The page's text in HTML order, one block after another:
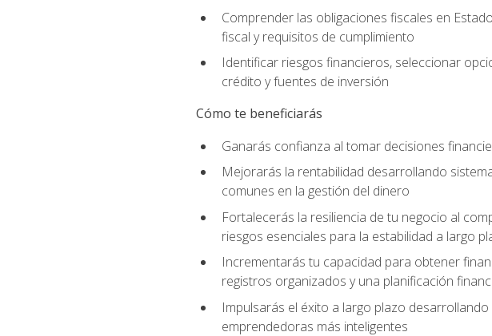
Comprender las obligaciones fiscales en
fiscal y requisitos de cumplimiento
Identificar riesgos financieros, seleccionar
crédito y fuentes de inversión
Cómo te beneficiarás
Ganarás confianza al tomar decisiones
Mejorarás la rentabilidad desarrollando
comunes en la gestión del dinero
Fortalecerás la resiliencia de tu negocio al
riesgos esenciales para la estabilidad a largo
Incrementarás tu capacidad para obtener
registros organizados y una planificación
Impulsarás el éxito a largo plazo
emprendedoras más inteligentes